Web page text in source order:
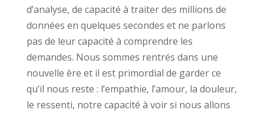
d’analyse, de capacité à traiter des millions de
données en quelques secondes et ne parlons
pas de leur capacité à comprendre les
demandes. Nous sommes rentrés dans une
nouvelle ère et il est primordial de garder ce
qu’il nous reste : l’empathie, l’amour, la douleur,
le ressenti, notre capacité à voir si nous allons